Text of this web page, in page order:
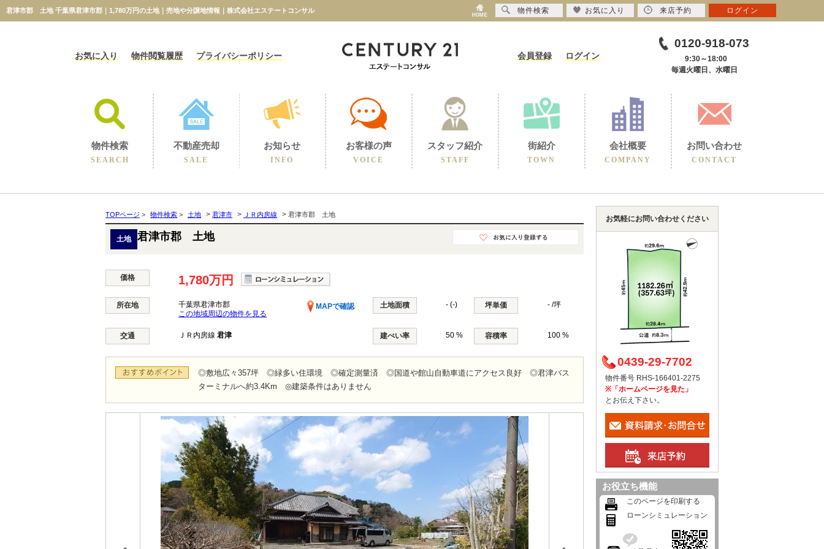
君津市郡 土地 千葉県君津市郡｜1,780万円の土地｜売地や分譲地情報｜株式会社エステートコンサル
お気に入り 物件閲覧履歴 プライバシーポリシー 会員登録 ログイン
0120-918-073
9:30～18:00
毎週火曜日、水曜日
物件検索
SEARCH
不動産売却
SALE
お知らせ
INFO
お客様の声
VOICE
スタッフ紹介
STAFF
街紹介
TOWN
会社概要
COMPANY
お問い合わせ
CONTACT
TOPページ > 物件検索 > 土地 > 君津市 > ＪＲ内房線 > 君津市郡 土地
土地 君津市郡 土地
価格 1,780万円
所在地 千葉県君津市郡
MAPで確認
この地域周辺の物件を見る
土地面積 - (-) 坪単価 - /坪
交通 ＪＲ内房線 君津 建ぺい率 50 % 容積率 100 %
◎敷地広々357坪 ◎緑多い住環境 ◎確定測量済 ◎国道や館山自動車道にアクセス良好 ◎君津バス
ターミナルへ約3.4Km ◎建築条件はありません
お気軽にお問い合わせください
0439-29-7702
物件番号 RHS-166401-2275
※「ホームページを見た」
とお伝え下さい。
お役立ち機能
このページを印刷する
ローンシミュレーション
物件検索 お気に入り 来店予約 ログイン